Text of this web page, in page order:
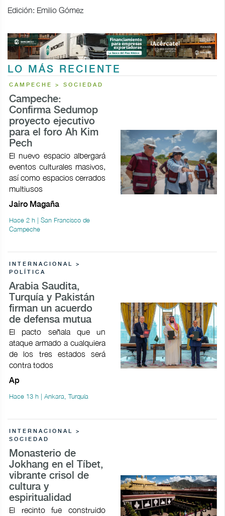
Edición: Emilio Gómez
LO MÁS RECIENTE
CAMPECHE > SOCIEDAD
Campeche:
Confirma Sedumop
proyecto ejecutivo
para el foro Ah Kim
Pech
El nuevo espacio albergará
eventos culturales masivos,
así como espacios cerrados
multiusos
Jairo Magaña
Hace 2 h | San Francisco de
Campeche
INTERNACIONAL >
POLÍTICA
Arabia Saudita,
Turquía y Pakistán
firman un acuerdo
de defensa mutua
El pacto señala que un
ataque armado a cualquiera
de los tres estados será
contra todos
Ap
Hace 13 h | Ankara, Turquía
INTERNACIONAL >
SOCIEDAD
Monasterio de
Jokhang en el Tíbet,
vibrante crisol de
cultura y
espiritualidad
El recinto fue construido